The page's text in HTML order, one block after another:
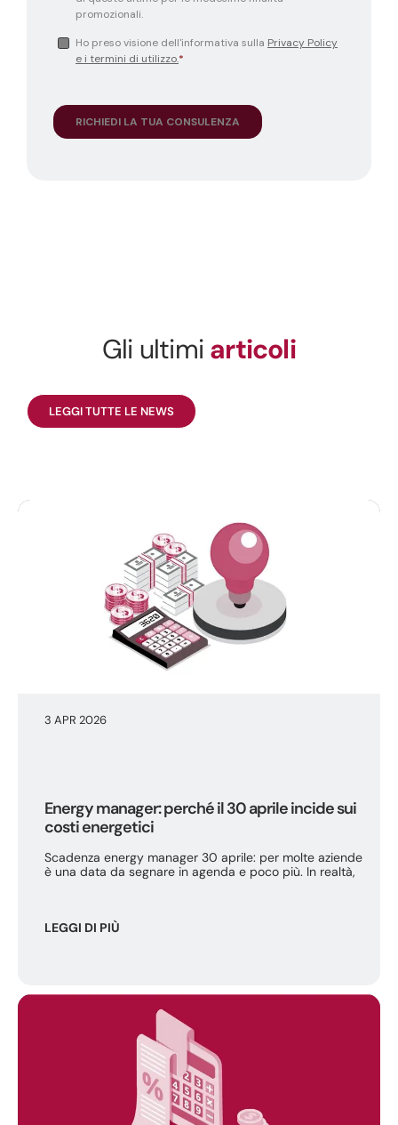
Gli ultimi articoli
LEGGI TUTTE LE NEWS
3 APR 2026
Energy manager: perché il 30 aprile incide sui
costi energetici
Scadenza energy manager 30 aprile: per molte aziende
è una data da segnare in agenda e poco più. In realtà,
LEGGI DI PIÙ